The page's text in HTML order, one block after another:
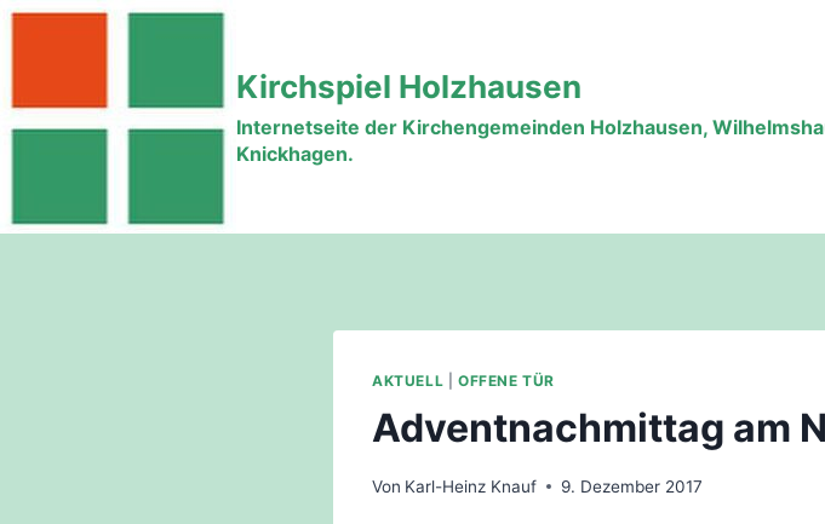
Zum
Kirchspiel Holzhausen
Internetseite der Kirchengemeinden Holzhausen,
Knickhagen.
AKTUELL OFFENE TÜR
Adventnachmittag am
Von Karl-Heinz Knauf 9. Dezember 2017